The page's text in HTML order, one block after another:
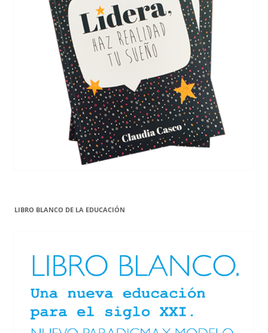
LIBRO BLANCO DE LA EDUCACIÓN